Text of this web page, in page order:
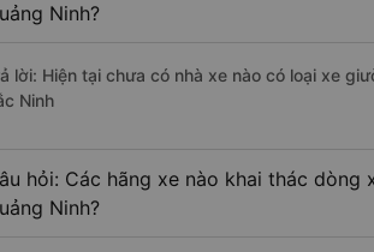
Ninh?
lời: Hiện tại chưa có nhà xe nào có loại xe
Ninh
hỏi: Các hãng xe nào khai thác
Ninh?